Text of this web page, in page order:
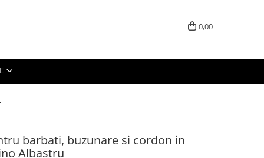
0,00
barbati, buzunare si cordon in
Albastru